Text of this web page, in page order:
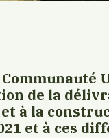
de la
à la
et à ces